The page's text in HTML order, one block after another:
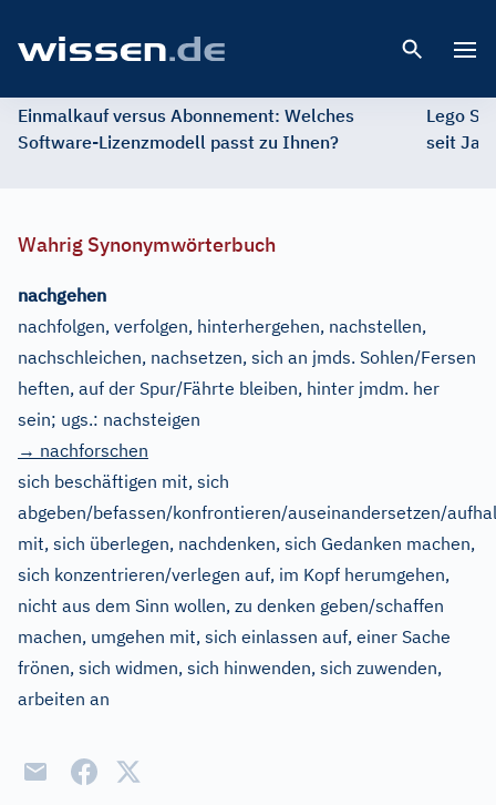
Einmalkauf versus Abonnement: Welches
Software-Lizenzmodell passt zu Ihnen?
Lego
seit
Wahrig Synonymwörterbuch
nachgehen
nachfolgen, verfolgen, hinterhergehen, nachstellen,
nachschleichen, nachsetzen, sich an jmds. Sohlen/Fersen
heften, auf der Spur/Fährte bleiben, hinter jmdm. her
sein; ugs.: nachsteigen
→ nachforschen
sich beschäftigen mit, sich
abgeben/befassen/konfrontieren/auseinandersetzen/
mit, sich überlegen, nachdenken, sich Gedanken machen,
sich konzentrieren/verlegen auf, im Kopf herumgehen,
nicht aus dem Sinn wollen, zu denken geben/schaffen
machen, umgehen mit, sich einlassen auf, einer Sache
frönen, sich widmen, sich hinwenden, sich zuwenden,
arbeiten an